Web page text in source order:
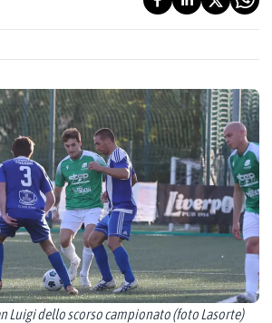
Luigi dello scorso campionato (foto Lasorte)